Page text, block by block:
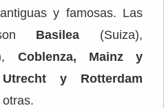
y famosas. Las
Basilea (Suiza),
Coblenza, Mainz y
y Rotterdam